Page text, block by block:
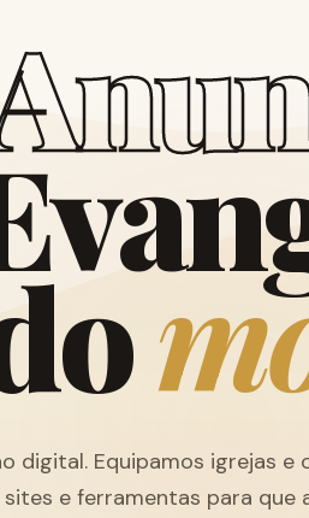
nu
van
om
digital. Equipamos igrejas
e ferramentas para que